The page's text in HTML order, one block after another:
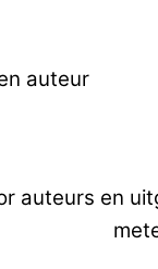
auteurs en